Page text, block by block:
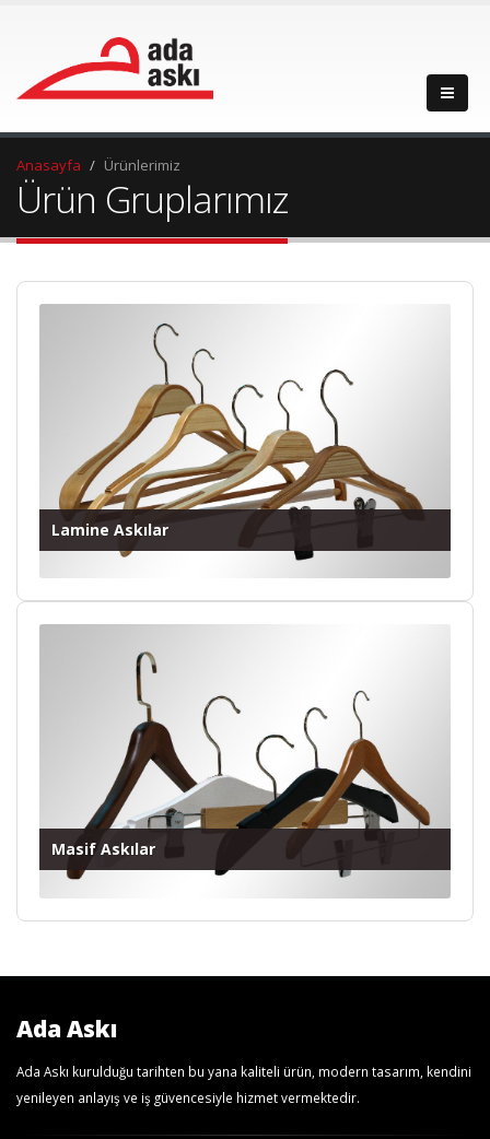
Anasayfa Ürünlerimiz
Ürün Gruplarımız
Lamine Askılar
Masif Askılar
Ada Askı
Ada Askı kurulduğu tarihten bu yana kaliteli ürün, modern tasarım, kendini
yenileyen anlayış ve iş güvencesiyle hizmet vermektedir.